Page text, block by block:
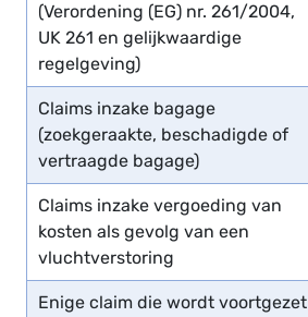
(Verordening (EG) nr. 261/2004,
UK 261 en gelijkwaardige
regelgeving)
Claims inzake bagage
(zoekgeraakte, beschadigde of
vertraagde bagage)
Claims inzake vergoeding van
kosten als gevolg van een
vluchtverstoring
Enige claim die wordt voortgezet